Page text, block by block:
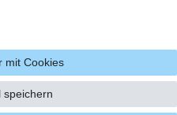
mit Cookies
speichern